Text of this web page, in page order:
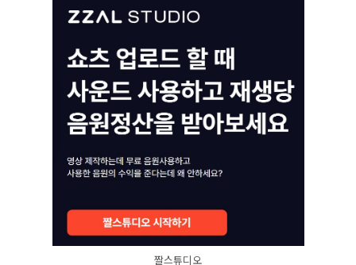
짤스튜디오